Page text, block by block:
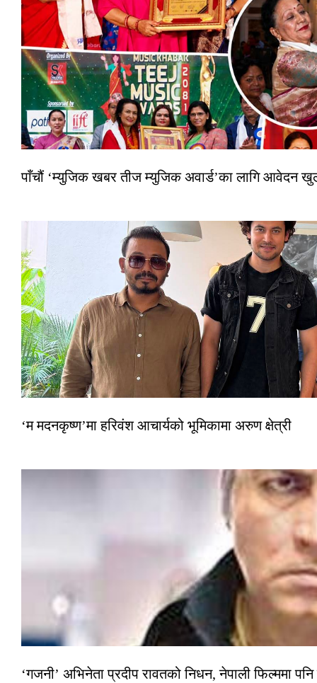
पाँचौं ‘म्युजिक खबर तीज म्युजिक अवार्ड’का लागि आवेदन
‘म मदनकृष्ण’मा हरिवंश आचार्यको भूमिकामा अरुण क्षेत्री
‘गजनी’ अभिनेता प्रदीप रावतको निधन, नेपाली फिल्ममा